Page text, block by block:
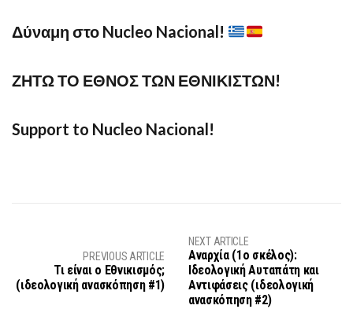
Δύναμη στο Nucleo Nacional!
ΖΗΤΩ ΤΟ ΕΘΝΟΣ ΤΩΝ ΕΘΝΙΚΙΣΤΩΝ!
Support to Nucleo Nacional!
PREVIOUS ARTICLE
Τι είναι ο Εθνικισμός;
(ιδεολογική ανασκόπηση #1)
NEXT ARTICLE
Αναρχία (1ο σκέλος):
Ιδεολογική Αυταπάτη και
Αντιφάσεις (ιδεολογική
ανασκόπηση #2)